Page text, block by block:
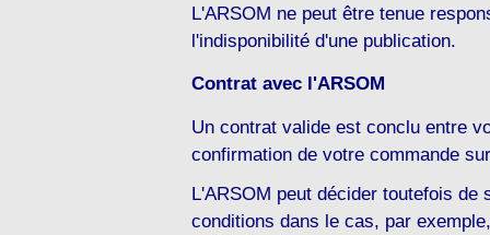
L'ARSOM ne peut être tenue
l'indisponibilité d'une publication.
Contrat avec l'ARSOM
Un contrat valide est conclu entre
confirmation de votre commande
L'ARSOM peut décider toutefois
conditions dans le cas, par